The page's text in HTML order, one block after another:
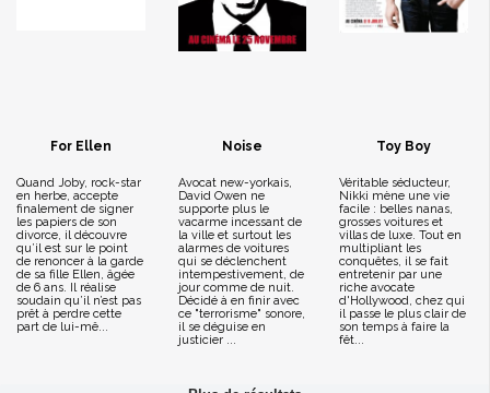
For Ellen
Quand Joby, rock-star
en herbe, accepte
finalement de signer
les papiers de son
divorce, il découvre
qu’il est sur le point
de renoncer à la garde
de sa fille Ellen, âgée
de 6 ans. Il réalise
soudain qu’il n’est pas
prêt à perdre cette
part de lui-mê...
Noise
Avocat new-yorkais,
David Owen ne
supporte plus le
vacarme incessant de
la ville et surtout les
alarmes de voitures
qui se déclenchent
intempestivement, de
jour comme de nuit.
Décidé à en finir avec
ce "terrorisme" sonore,
il se déguise en
justicier ...
Toy Boy
Véritable séducteur,
Nikki mène une vie
facile : belles nanas,
grosses voitures et
villas de luxe. Tout en
multipliant les
conquêtes, il se fait
entretenir par une
riche avocate
d'Hollywood, chez qui
il passe le plus clair de
son temps à faire la
fêt...